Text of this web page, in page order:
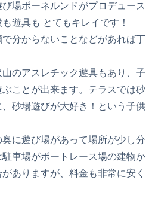
場ボーネルンドがプロデュース
遊具も とてもキレイです！
分からないことなどがあれば丁
のアスレチック遊具もあり、子
ことが出来ます。テラスでは砂
砂場遊びが大好き！という子供
に遊び場があって場所が少し分
車場がボートレース場の建物か
ありますが、料金も非常に安く